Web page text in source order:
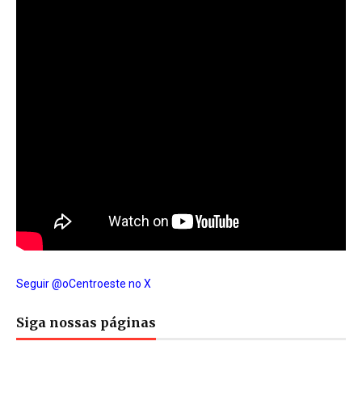
Seguir @oCentroeste no X
Siga nossas páginas